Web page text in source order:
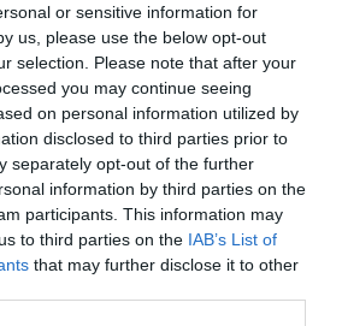
or sensitive information for
us, please use the below opt-out
selection. Please note that after your
you may continue seeing
on personal information utilized by
disclosed to third parties prior to
separately opt-out of the further
information by third parties on the
participants. This information may
to third parties on the IAB’s List of
that may further disclose it to other
Imprimir